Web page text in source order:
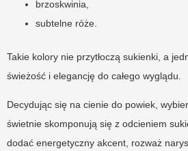
brzoskwinia,
subtelne róże.
Takie kolory nie przytłoczą sukienki, a
świeżość i elegancję do całego wyglądu.
Decydując się na cienie do powiek,
świetnie skomponują się z odcieniem
dodać energetyczny akcent, rozważ